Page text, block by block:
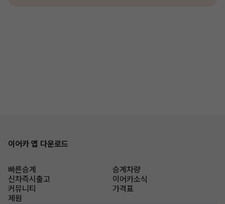
이어카 앱 다운로드
빠른승계
승계차량
신차즉시출고
이어카소식
커뮤니티
가격표
제원